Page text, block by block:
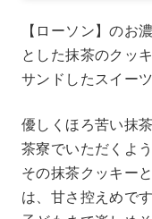
【ローソン】のお
とした抹茶のクッ
サンドしたスイーツ
優しくほろ苦い抹
茶寮でいただくよ
その抹茶クッキー
は、甘さ控えめで